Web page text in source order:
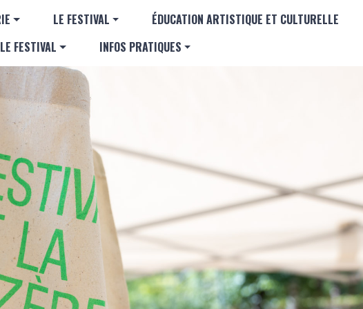
PRINCIPALE
LE FESTIVAL
ÉDUCATION ARTISTIQUE ET CULTURELLE
FESTIVAL
INFOS PRATIQUES